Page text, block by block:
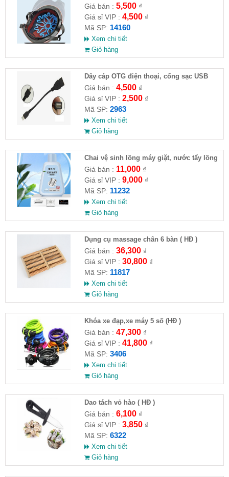
Giá bán : 5,500₫
Giá sỉ VIP : 4,500₫
Mã SP: 14160
Xem chi tiết
Giỏ hàng
Dây cáp OTG điện thoại, cổng sạc USB
Giá bán : 4,500₫
Giá sỉ VIP : 2,500₫
Mã SP: 2963
Xem chi tiết
Giỏ hàng
Chai vệ sinh lồng máy giặt, nước tẩy lồng
máy giặt CLEANING FLUID
Giá bán : 11,000₫
Giá sỉ VIP : 9,000₫
Mã SP: 11232
Xem chi tiết
Giỏ hàng
Dụng cụ massage chân 6 bàn ( HĐ )
Giá bán : 36,300₫
Giá sỉ VIP : 30,800₫
Mã SP: 11817
Xem chi tiết
Giỏ hàng
Khóa xe đạp,xe máy 5 số (HĐ )
Giá bán : 47,300₫
Giá sỉ VIP : 41,800₫
Mã SP: 3406
Xem chi tiết
Giỏ hàng
Dao tách vỏ hào ( HĐ )
Giá bán : 6,100₫
Giá sỉ VIP : 3,850₫
Mã SP: 6322
Xem chi tiết
Giỏ hàng